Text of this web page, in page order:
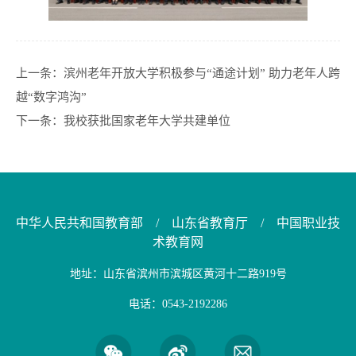
上一条： 滨州老年开放大学积极参与“通途计划” 助力老年人跨
越“数字鸿沟”
下一条： 我校获批国家老年大学共建单位
中华人民共和国教育部 / 山东省教育厅 /
中国职业技
术教育网
地址：山东省滨州市滨城区黄河十二路919号
电话：0543-2192286